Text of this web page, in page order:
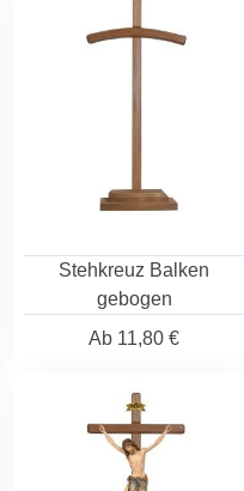
Stehkreuz Balken
gebogen
Ab 11,80 €